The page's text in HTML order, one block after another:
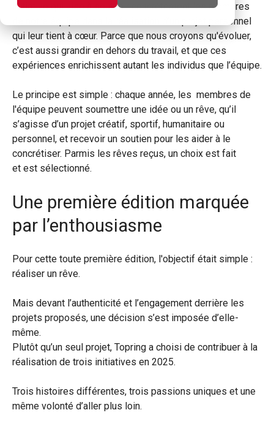
initiative qui vise à soutenir concrètement les membres
de notre équipe dans la réalisation d’un projet personnel
qui leur tient à cœur. Parce que nous croyons qu'évoluer,
c’est aussi grandir en dehors du travail, et que ces
expériences enrichissent autant les individus que l’équipe.
Le principe est simple : chaque année, les membres de
l'équipe peuvent soumettre une idée ou un rêve, qu’il
s’agisse d’un projet créatif, sportif, humanitaire ou
personnel, et recevoir un soutien pour les aider à le
concrétiser. Parmis les rêves reçus, un choix est fait
et est sélectionné.
Une première édition marquée
par l’enthousiasme
Pour cette toute première édition, l'objectif était simple :
réaliser un rêve.
Mais devant l’authenticité et l’engagement derrière les
projets proposés, une décision s’est imposée d’elle-
même.
Plutôt qu’un seul projet, Topring a choisi de contribuer à la
réalisation de trois initiatives en 2025.
Trois histoires différentes, trois passions uniques et une
même volonté d’aller plus loin.